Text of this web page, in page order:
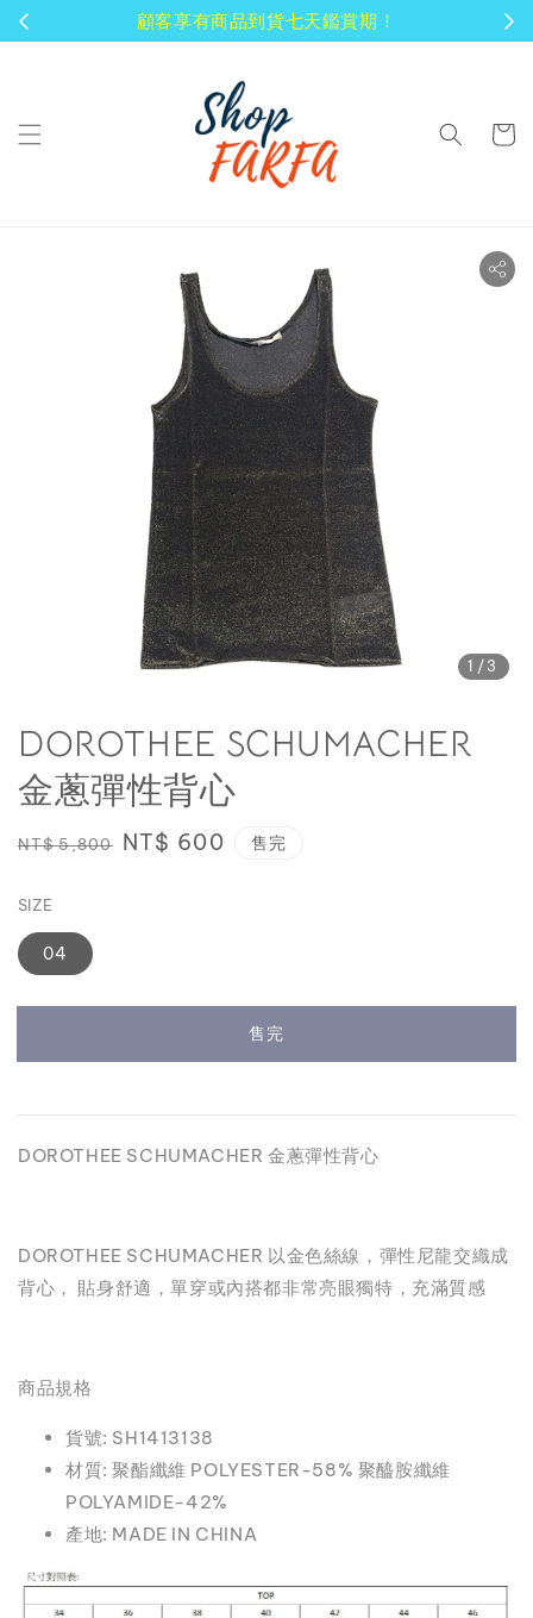
顧客享有商品到貨七天鑑賞期！
1 /3
DOROTHEE SCHUMACHER
金蔥彈性背心
Regular
NT$ 5,800 Sale
NT$ 600 售完
SIZE
04
售完
DOROTHEE SCHUMACHER 金蔥彈性背心
DOROTHEE SCHUMACHER 以金色絲線，彈性尼龍交織成
背心， 貼身舒適，單穿或內搭都非常亮眼獨特，充滿質感
商品規格
貨號: SH1413138
材質: 聚酯纖維 POLYESTER-58% 聚醯胺纖維
POLYAMIDE-42%
產地: MADE IN CHINA